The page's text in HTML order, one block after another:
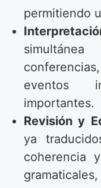
permitiendo
eventos
importantes.
Revisión y
ya
coherencia